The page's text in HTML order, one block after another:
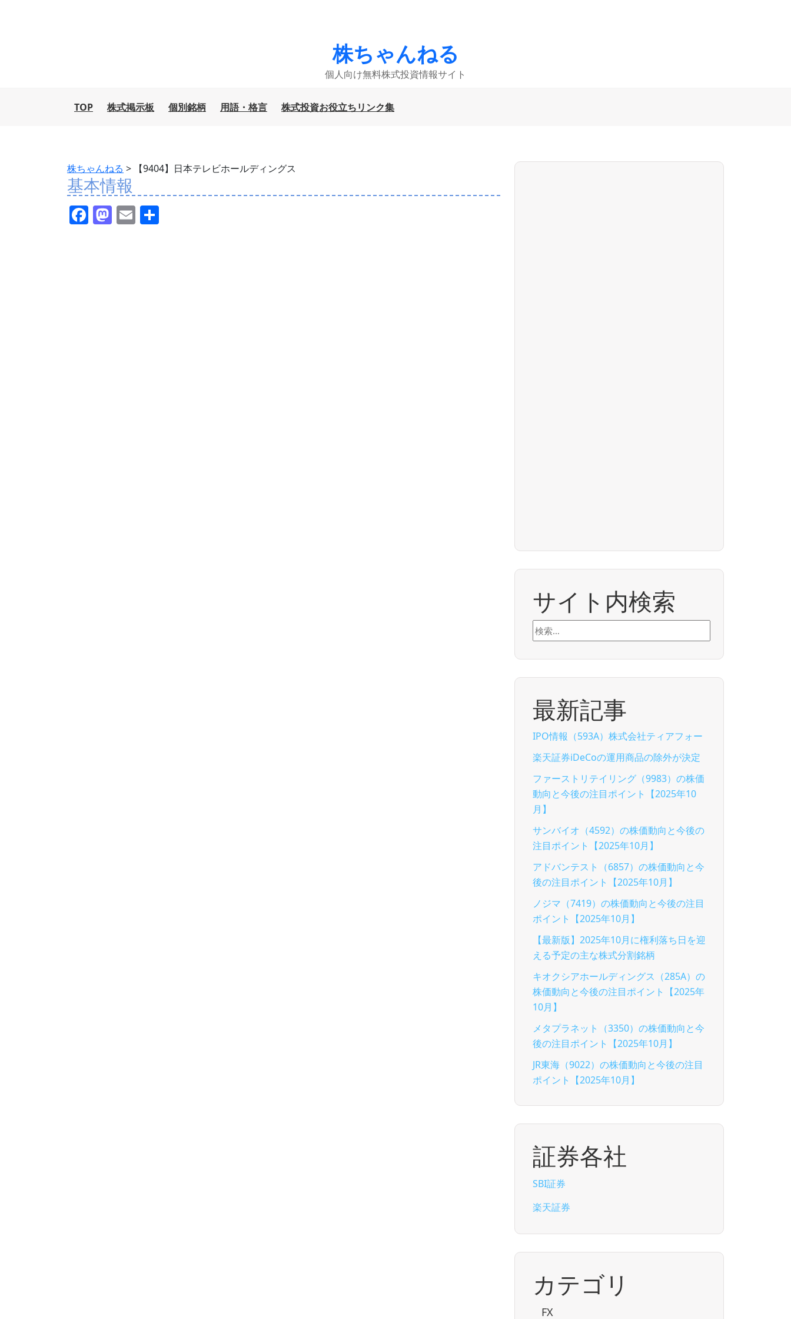
株ちゃんねる
個人向け無料株式投資情報サイト
TOP 株式掲示板 個別銘柄 用語・格言 株式投資お役立ちリンク集
株ちゃんねる > 【9404】日本テレビホールディングス
基本情報
F M E
サイト内検索
検
索:
最新記事
IPO情報（593A）株式会社ティアフォー
楽天証券iDeCoの運用商品の除外が決定
ファーストリテイリング（9983）の株価
動向と今後の注目ポイント【2025年10
月】
サンバイオ（4592）の株価動向と今後の
注目ポイント【2025年10月】
アドバンテスト（6857）の株価動向と今
後の注目ポイント【2025年10月】
ノジマ（7419）の株価動向と今後の注目
ポイント【2025年10月】
【最新版】2025年10月に権利落ち日を迎
える予定の主な株式分割銘柄
キオクシアホールディングス（285A）の
株価動向と今後の注目ポイント【2025年
10月】
メタプラネット（3350）の株価動向と今
後の注目ポイント【2025年10月】
JR東海（9022）の株価動向と今後の注目
ポイント【2025年10月】
証券各社
SBI証券
楽天証券
カテゴリ
FX